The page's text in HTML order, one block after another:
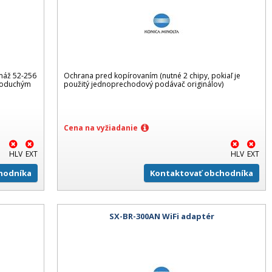
52-256
HLV EXT
Ochrana pred kopírovaním (nutné 2 chipy, pokiaľ je
použitý jednoprechodový podávač originálov)
Cena na vyžiadanie
HLV EXT
Kontaktovať obchodníka
SX-BR-300AN WiFi adaptér